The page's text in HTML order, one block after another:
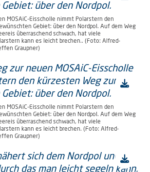
MOSAiC-Eisscholle nimmt Polarstern den
Gebiet: über den Nordpol. Auf dem Weg
überraschend schwach, hat viele
kann es leicht brechen.. (Foto: Alfred-
Graupner)
MOSAiC-Eisscholle nimmt Polarstern den
Gebiet: über den Nordpol. Auf dem Weg
überraschend schwach, hat viele
kann es leicht brechen. (Foto: Alfred-
Graupner)